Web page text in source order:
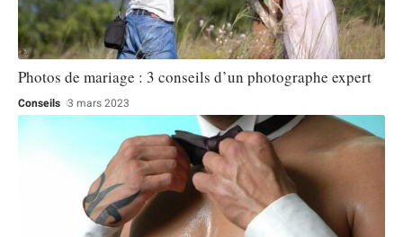
Photos de mariage : 3 conseils d’un photographe expert
Conseils 3 mars 2023